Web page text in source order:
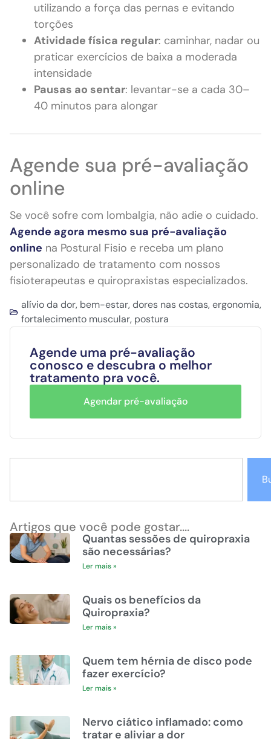
utilizando a força das pernas e evitando
torções
Atividade física regular: caminhar, nadar ou
praticar exercícios de baixa a moderada
intensidade
Pausas ao sentar: levantar-se a cada 30–
40 minutos para alongar
Agende sua pré-avaliação
online
Se você sofre com lombalgia, não adie o cuidado.
Agende agora mesmo sua pré-avaliação
online na Postural Fisio e receba um plano
personalizado de tratamento com nossos
fisioterapeutas e quiropraxistas especializados.
alívio da dor, bem-estar,dores nas costas,ergonomia,
fortalecimento muscular, postura
Agende uma pré-avaliação
conosco e descubra o melhor
tratamento pra você.
Agendar pré-avaliação
Artigos que você pode gostar....
Quantas sessões de quiropraxia
são necessárias?
Ler mais »
Quais os benefícios da
Quiropraxia?
Ler mais »
Quem tem hérnia de disco pode
fazer exercício?
Ler mais »
Nervo ciático inflamado: como
tratar e aliviar a dor